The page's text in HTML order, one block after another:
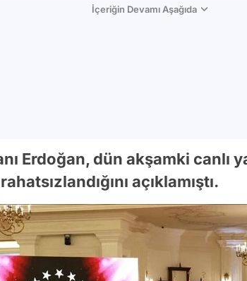
İçeriğin Devamı Aşağıda
Erdoğan, dün akşamki canlı
açıklamıştı.